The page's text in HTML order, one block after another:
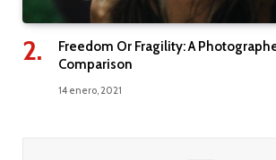
Freedom Or Fragility: A
Comparison
14 enero, 2021